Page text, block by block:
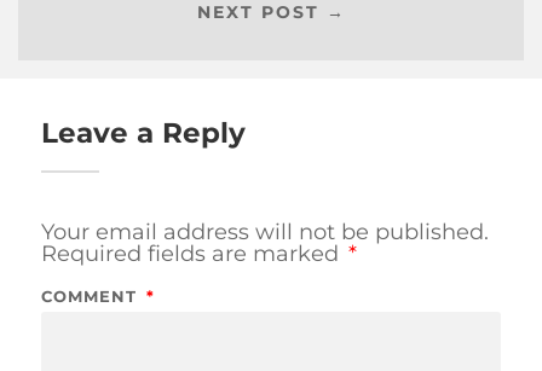
NEXT POST →
Leave a Reply
Your email address will not be published.
Required fields are marked *
COMMENT *